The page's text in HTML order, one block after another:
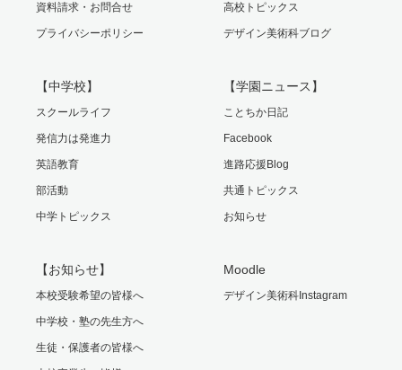
資料請求・お問合せ
プライバシーポリシー
高校トピックス
デザイン美術科ブログ
【中学校】
スクールライフ
発信力は発進力
英語教育
部活動
中学トピックス
【学園ニュース】
ことちか日記
Facebook
進路応援Blog
共通トピックス
お知らせ
【お知らせ】
本校受験希望の皆様へ
中学校・塾の先生方へ
生徒・保護者の皆様へ
Moodle
デザイン美術科Instagram